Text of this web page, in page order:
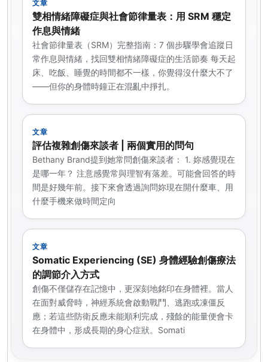
文章
雙相情緒障礙症與社會節律量表：用 SRM 穩定
作息與情緒
社會節律量表（SRM）完整指南：7 個步驟學會追蹤日
常作息與情緒，找回雙相情緒障礙症的生活節奏 每天起
床、吃飯、睡覺的時間都不一樣，你覺得沒什麼大不了
——但你的身體時鐘正在混亂中掙扎。
文章
評估複雜創傷來談者 | 兩個實用的問句
Bethany Brand提到她常問創傷來談者： 1. 妳感覺現在
是哪一年？ 注意感覺常與理智有落差。可能會回答的時
間是好幾年前。接下來會透過詢問妳現在開什麼車、用
什麼手機來做時間定向
文章
Somatic Experiencing (SE) 身體經驗創傷療法
的調節介入方式
創傷不僅儲存在記憶中，更深刻地銘印在身體裡。當人
在面對威脅時，神經系統會啟動戰鬥、逃跑或凍僵反
應；若這些防衛反應未能順利完成，殘餘的能量便會卡
在身體中，形成長期的身心症狀。Somati